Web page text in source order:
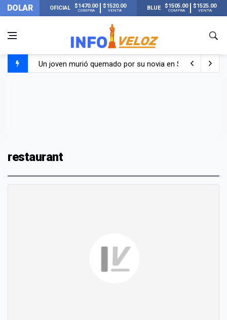
DOLAR OFICIAL $1470.00
COMPRA
$1520.00
VENTA BLUE $1505.00
COMPRA
$1525.00
VENTA
Un joven murió quemado por su novia en San Luis:
Franco Colapinto contó que le robaron durante sus
restaurant